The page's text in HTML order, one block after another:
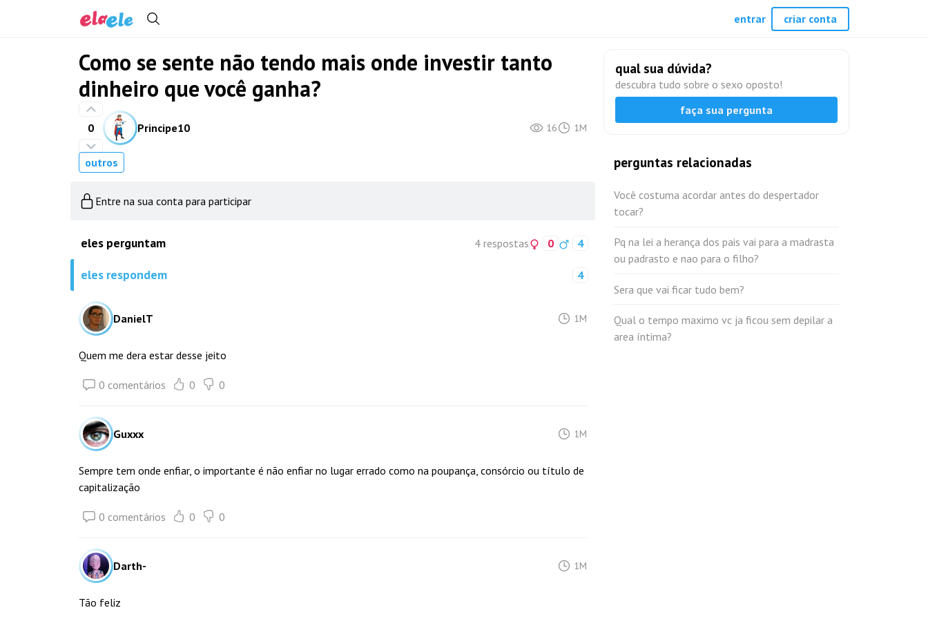
Como se sente não tendo mais onde investir tanto
dinheiro que você ganha?
0 Principe10 16 1M
outros
Entre na sua conta para participar
eles perguntam 4 respostas 0 4
eles respondem 4
DanielT 1M
Quem me dera estar desse jeito
0 comentários 0 0
Guxxx 1M
Sempre tem onde enfiar, o importante é não enfiar no lugar errado como na poupança, consórcio ou título de
capitalização
0 comentários 0 0
Darth- 1M
Tão feliz
qual sua dúvida?
descubra tudo sobre o sexo oposto!
faça sua pergunta
perguntas relacionadas
Você costuma acordar antes do despertador
tocar?
Pq na lei a herança dos pais vai para a madrasta
ou padrasto e nao para o filho?
Sera que vai ficar tudo bem?
Qual o tempo maximo vc ja ficou sem depilar a
area íntima?
entrar criar conta